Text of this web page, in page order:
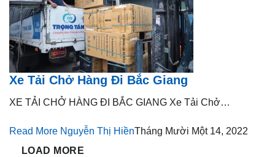
Xe Tải Chở Hàng Đi Bắc Giang
XE TẢI CHỞ HÀNG ĐI BẮC GIANG Xe Tải Chở…
Read More Nguyễn Thị HiềnTháng Mười Một 14, 2022
LOAD MORE